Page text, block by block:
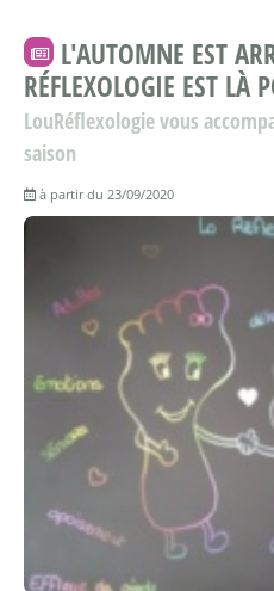
L'AUTOMNE EST
RÉFLEXOLOGIE EST LÀ
LouRéflexologie vous
saison
à partir du 23/09/2020